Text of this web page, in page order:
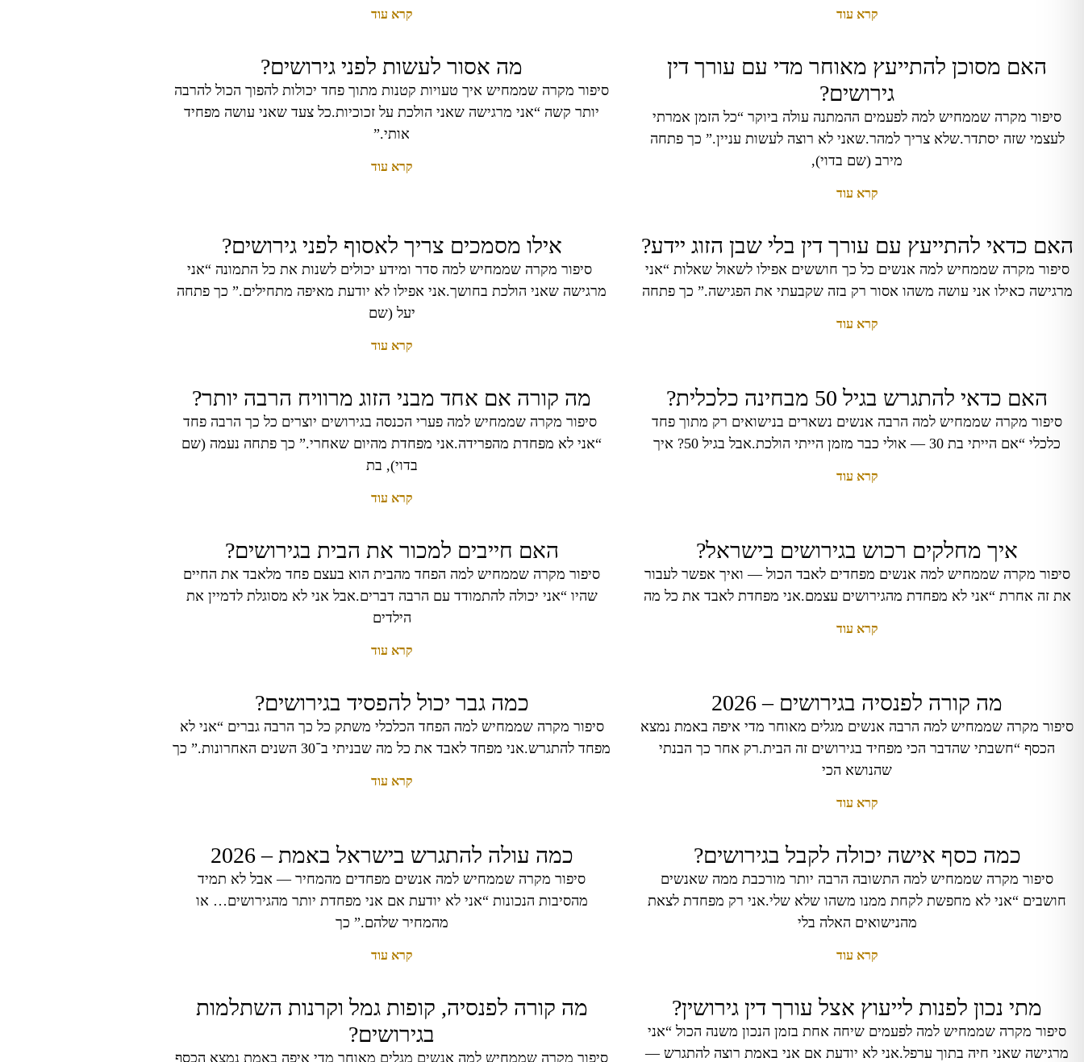
קרא עוד קרא עוד
האם מסוכן להתייעץ מאוחר מדי עם עורך דין
גירושים?
סיפור מקרה שממחיש למה לפעמים ההמתנה עולה ביוקר “כל הזמן אמרתי
לעצמי שזה יסתדר.שלא צריך למהר.שאני לא רוצה לעשות עניין.” כך פתחה
מירב (שם בדוי),
קרא עוד
מה אסור לעשות לפני גירושים?
סיפור מקרה שממחיש איך טעויות קטנות מתוך פחד יכולות להפוך הכול להרבה
יותר קשה “אני מרגישה שאני הולכת על זכוכיות.כל צעד שאני עושה מפחיד
אותי.”
קרא עוד
האם כדאי להתייעץ עם עורך דין בלי שבן הזוג יידע?
סיפור מקרה שממחיש למה אנשים כל כך חוששים אפילו לשאול שאלות “אני
מרגישה כאילו אני עושה משהו אסור רק בזה שקבעתי את הפגישה.” כך פתחה
קרא עוד
אילו מסמכים צריך לאסוף לפני גירושים?
סיפור מקרה שממחיש למה סדר ומידע יכולים לשנות את כל התמונה “אני
מרגישה שאני הולכת בחושך.אני אפילו לא יודעת מאיפה מתחילים.” כך פתחה
יעל (שם
קרא עוד
האם כדאי להתגרש בגיל 50 מבחינה כלכלית?
סיפור מקרה שממחיש למה הרבה אנשים נשארים בנישואים רק מתוך פחד
כלכלי “אם הייתי בת 30 — אולי כבר מזמן הייתי הולכת.אבל בגיל 50? איך
קרא עוד
מה קורה אם אחד מבני הזוג מרוויח הרבה יותר?
סיפור מקרה שממחיש למה פערי הכנסה בגירושים יוצרים כל כך הרבה פחד
“אני לא מפחדת מהפרידה.אני מפחדת מהיום שאחרי.” כך פתחה נעמה (שם
בדוי), בת
קרא עוד
איך מחלקים רכוש בגירושים בישראל?
סיפור מקרה שממחיש למה אנשים מפחדים לאבד הכול — ואיך אפשר לעבור
את זה אחרת “אני לא מפחדת מהגירושים עצמם.אני מפחדת לאבד את כל מה
קרא עוד
האם חייבים למכור את הבית בגירושים?
סיפור מקרה שממחיש למה הפחד מהבית הוא בעצם פחד מלאבד את החיים
שהיו “אני יכולה להתמודד עם הרבה דברים.אבל אני לא מסוגלת לדמיין את
הילדים
קרא עוד
מה קורה לפנסיה בגירושים – 2026
סיפור מקרה שממחיש למה הרבה אנשים מגלים מאוחר מדי איפה באמת נמצא
הכסף “חשבתי שהדבר הכי מפחיד בגירושים זה הבית.רק אחר כך הבנתי
שהנושא הכי
קרא עוד
כמה גבר יכול להפסיד בגירושים?
סיפור מקרה שממחיש למה הפחד הכלכלי משתק כל כך הרבה גברים “אני לא
מפחד להתגרש.אני מפחד לאבד את כל מה שבניתי ב־30 השנים האחרונות.” כך
קרא עוד
כמה כסף אישה יכולה לקבל בגירושים?
סיפור מקרה שממחיש למה התשובה הרבה יותר מורכבת ממה שאנשים
חושבים “אני לא מחפשת לקחת ממנו משהו שלא שלי.אני רק מפחדת לצאת
מהנישואים האלה בלי
קרא עוד
כמה עולה להתגרש בישראל באמת – 2026
סיפור מקרה שממחיש למה אנשים מפחדים מהמחיר — אבל לא תמיד
מהסיבות הנכונות “אני לא יודעת אם אני מפחדת יותר מהגירושים… או
מהמחיר שלהם.” כך
קרא עוד
מתי נכון לפנות לייעוץ אצל עורך דין גירושין?
סיפור מקרה שממחיש למה לפעמים שיחה אחת בזמן הנכון משנה הכול “אני
מרגישה שאני חיה בתוך ערפל.אני לא יודעת אם אני באמת רוצה להתגרש —
מה קורה לפנסיה, קופות גמל וקרנות השתלמות
בגירושים?
סיפור מקרה שממחיש למה אנשים מגלים מאוחר מדי איפה באמת נמצא הכסף